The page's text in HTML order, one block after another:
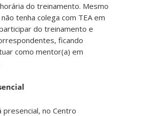
do treinamento. Mesmo
tenha colega com TEA em
do treinamento e
ficando
como mentor(a) em
no Centro